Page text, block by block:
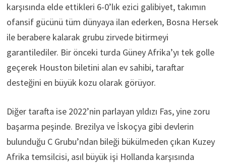
karşısında elde ettikleri 6-0’lık ezici galibiyet, takımın
ofansif gücünü tüm dünyaya ilan ederken, Bosna Hersek
ile berabere kalarak grubu zirvede bitirmeyi
garantilediler. Bir önceki turda Güney Afrika’yı tek golle
geçerek Houston biletini alan ev sahibi, taraftar
desteğini en büyük kozu olarak görüyor.
Diğer tarafta ise 2022’nin parlayan yıldızı Fas, yine zoru
başarma peşinde. Brezilya ve İskoçya gibi devlerin
bulunduğu C Grubu’ndan bileği bükülmeden çıkan Kuzey
Afrika temsilcisi, asıl büyük işi Hollanda karşısında